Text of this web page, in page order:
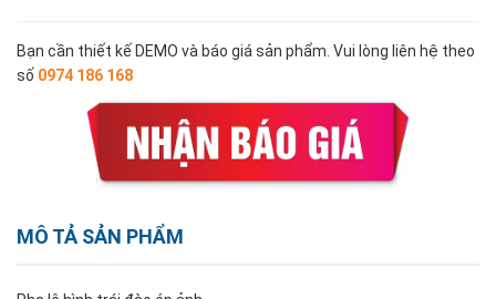
Bạn cần thiết kế DEMO và báo giá sản phẩm. Vui lòng liên hệ theo
số 0974 186 168
MÔ TẢ SẢN PHẨM